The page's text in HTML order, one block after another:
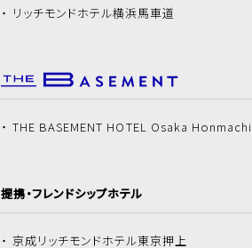
リッチモンドホテル横浜馬車道
THE BASEMENT HOTEL Osaka Honmachi
提携・フレンドシップホテル
京成リッチモンドホテル東京押上